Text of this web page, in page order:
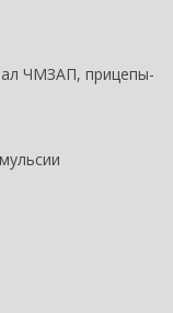
ЧМЗАП, прицепы-